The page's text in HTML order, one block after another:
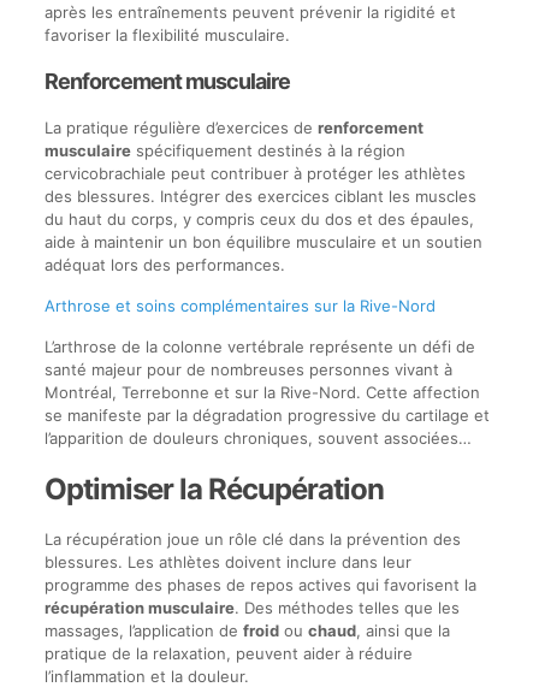
après les entraînements peuvent prévenir la rigidité et
favoriser la flexibilité musculaire.
Renforcement musculaire
La pratique régulière d’exercices de renforcement
musculairespécifiquement destinés à la région
cervicobrachiale peut contribuer à protéger les athlètes
des blessures. Intégrer des exercices ciblant les muscles
du haut du corps, y compris ceux du dos et des épaules,
aide à maintenir un bon équilibre musculaire et un soutien
adéquat lors des performances.
Arthrose et soins complémentaires sur la Rive-Nord
L’arthrose de la colonne vertébrale représente un défi de
santé majeur pour de nombreuses personnes vivant à
Montréal, Terrebonne et sur la Rive-Nord. Cette affection
se manifeste par la dégradation progressive du cartilage et
l’apparition de douleurs chroniques, souvent associées…
Optimiser la Récupération
La récupération joue un rôle clé dans la prévention des
blessures. Les athlètes doivent inclure dans leur
programme des phases de repos actives qui favorisent la
récupération musculaire. Des méthodes telles que les
massages, l’application de froidou chaud, ainsi que la
pratique de la relaxation, peuvent aider à réduire
l’inflammation et la douleur.